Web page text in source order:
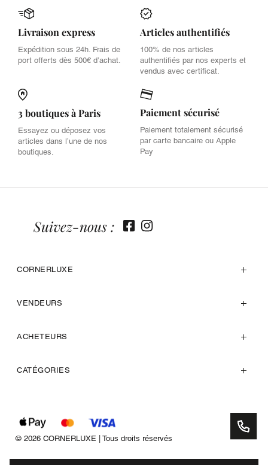
Livraison express
Expédition sous 24h. Frais de
port offerts dès 500€ d’achat.
Articles authentifiés
100% de nos articles
authentifiés par nos experts et
vendus avec certificat.
3 boutiques à Paris
Essayez ou déposez vos
articles dans l’une de nos
boutiques.
Paiement sécurisé
Paiement totalement sécurisé
par carte bancaire ou Apple
Pay
CORNERLUXE
VENDEURS
ACHETEURS
CATÉGORIES
Suivez-nous :
© 2026 CORNERLUXE | Tous droits réservés